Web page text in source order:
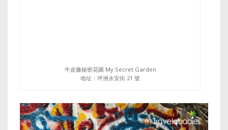
牛皮廠秘密花園 My Secret Garden
地址：坪洲永安街 21 號